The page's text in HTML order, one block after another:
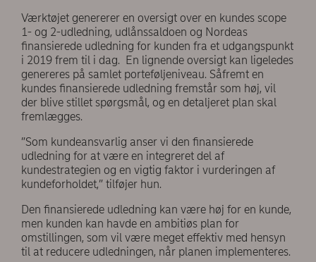
Værktøjet genererer en oversigt over en kundes scope
1- og 2-udledning, udlånssaldoen og Nordeas
finansierede udledning for kunden fra et udgangspunkt
i 2019 frem til i dag. En lignende oversigt kan ligeledes
genereres på samlet porteføljeniveau. Såfremt en
kundes finansierede udledning fremstår som høj, vil
der blive stillet spørgsmål, og en detaljeret plan skal
fremlægges.
”Som kundeansvarlig anser vi den finansierede
udledning for at være en integreret del af
kundestrategien og en vigtig faktor i vurderingen af
kundeforholdet,” tilføjer hun.
Den finansierede udledning kan være høj for en kunde,
men kunden kan havde en ambitiøs plan for
omstillingen, som vil være meget effektiv med hensyn
til at reducere udledningen, når planen implementeres.